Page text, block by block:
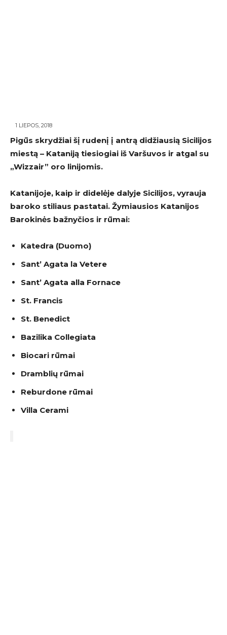
1 LIEPOS, 2018
Pigūs skrydžiai šį rudenį į antrą didžiausią Sicilijos
miestą – Kataniją tiesiogiai iš Varšuvos ir atgal su
„Wizzair” oro linijomis.
Katanijoje, kaip ir didelėje dalyje Sicilijos, vyrauja
baroko stiliaus pastatai. Žymiausios Katanijos
Barokinės bažnyčios ir rūmai:
Katedra (Duomo)
Sant’ Agata la Vetere
Sant’ Agata alla Fornace
St. Francis
St. Benedict
Bazilika Collegiata
Biocari rūmai
Dramblių rūmai
Reburdone rūmai
Villa Cerami